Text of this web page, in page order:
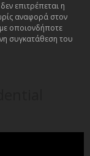
επιτρέπεται η
αναφορά στον
οποιονδήποτε
συγκατάθεση του